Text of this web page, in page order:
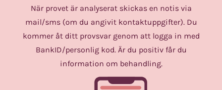
När provet är analyserat skickas en notis via
mail/sms (om du angivit kontaktuppgifter). Du
kommer åt ditt provsvar genom att logga in med
BankID/personlig kod. Är du positiv får du
information om behandling.